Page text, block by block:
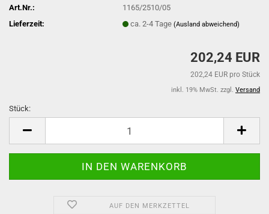
Art.Nr.:
1165/2510/05
Lieferzeit:
ca. 2-4 Tage(Ausland abweichend)
202,24 EUR
202,24 EUR pro Stück
inkl. 19% MwSt. zzgl. Versand
Stück:
AUF DEN MERKZETTEL